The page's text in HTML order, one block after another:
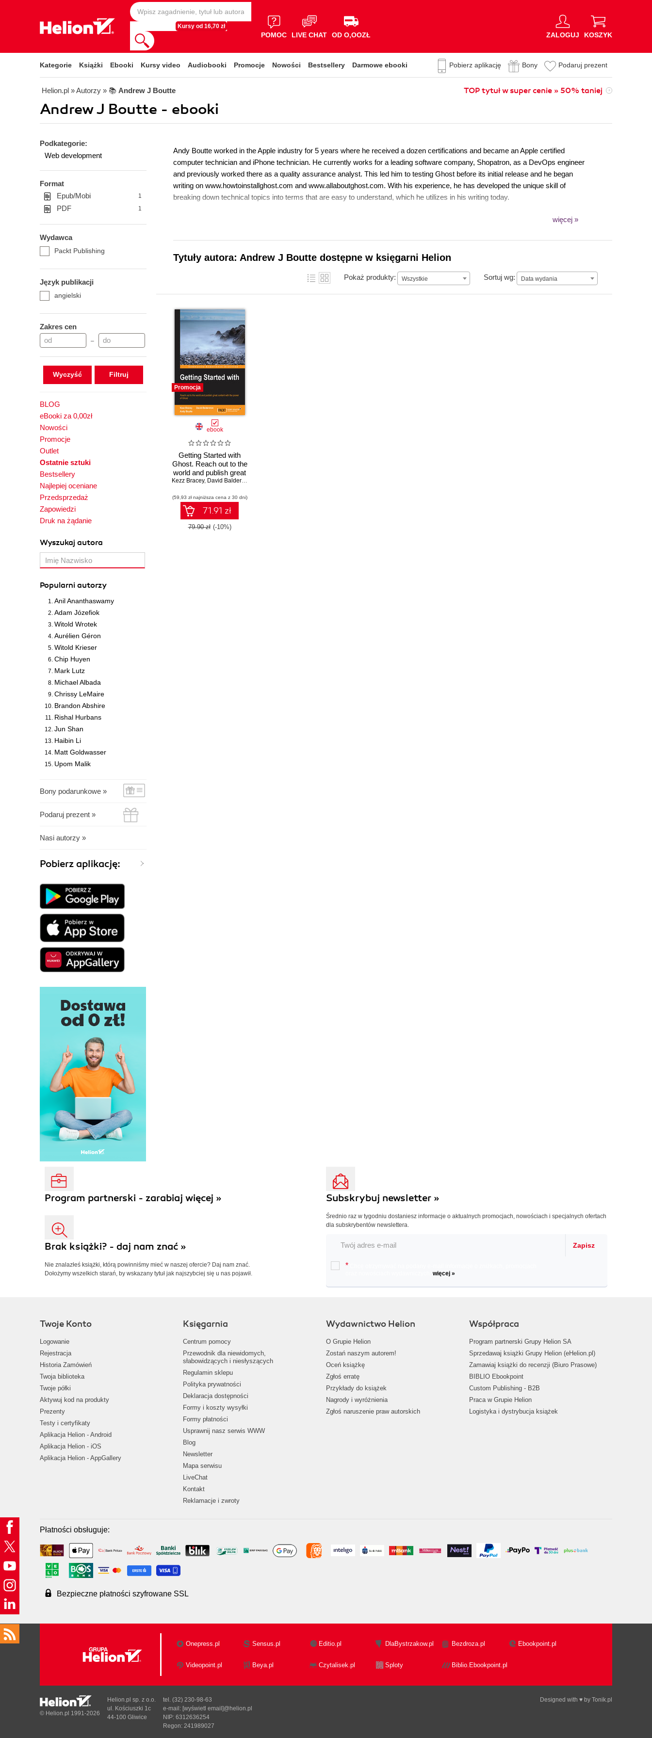
Kursy od 16,70 zł
POMOC LIVE CHAT OD O,OOZŁ ZALOGUJ KOSZYK
Kategorie Książki Ebooki Kursy video Audiobooki Promocje Nowości Bestsellery Darmowe ebooki Pobierz aplikację Bony Podaruj prezent
Helion.pl » Autorzy » 📚 Andrew J Boutte TOP tytuł w super cenie » 50% taniej
Andrew J Boutte - ebooki
Podkategorie:
Web development
Format
Epub/Mobi
1
PDF 1
Wydawca
Packt Publishing
Język publikacji
angielski
Zakres cen
–
Wyczyść
BLOG
eBooki za 0,00zł
Nowości
Promocje
Outlet
Ostatnie sztuki
Bestsellery
Najlepiej oceniane
Przedsprzedaż
Zapowiedzi
Druk na żądanie
Wyszukaj autora
Popularni autorzy
Anil Ananthaswamy
Adam Józefiok
Witold Wrotek
Aurélien Géron
Witold Krieser
Chip Huyen
Mark Lutz
Michael Albada
Chrissy LeMaire
Brandon Abshire
Rishal Hurbans
Jun Shan
Haibin Li
Matt Goldwasser
Upom Malik
Bony podarunkowe »
Podaruj prezent »
Nasi autorzy »
Pobierz aplikację:
Andy Boutte worked in the Apple industry for 5 years where he received a dozen certifications and became an Apple certified
computer technician and iPhone technician. He currently works for a leading software company, Shopatron, as a DevOps engineer
and previously worked there as a quality assurance analyst. This led him to testing Ghost before its initial release and he began
writing on www.howtoinstallghost.com and www.allaboutghost.com. With his experience, he has developed the unique skill of
breaking down technical topics into terms that are easy to understand, which he utilizes in his writing today.
więcej »
Tytuły autora: Andrew J Boutte dostępne w księgarni Helion
Pokaż produkty: Wszystkie Sortuj wg: Data wydania
Data wydania
Promocja
ebook
Getting Started with
Ghost. Reach out to the
world and publish great
content with the power
Kezz Bracey, David Balderston
(59,93 zł najniższa cena z 30 dni)
71.91 zł
79.90 zł (-10%)
Program partnerski - zarabiaj więcej »
Brak książki? - daj nam znać »
Nie znalazłeś książki, którą powinniśmy mieć w naszej ofercie? Daj nam znać.
Dołożymy wszelkich starań, by wskazany tytuł jak najszybciej się u nas pojawił.
Subskrybuj newsletter »
Średnio raz w tygodniu dostaniesz informacje o aktualnych promocjach, nowościach i specjalnych ofertach
dla subskrybentów newslettera.
Zapisz
*
więcej »
Twoje Konto
Logowanie
Rejestracja
Historia Zamówień
Twoja biblioteka
Twoje półki
Aktywuj kod na produkty
Prezenty
Testy i certyfikaty
Aplikacja Helion - Android
Aplikacja Helion - iOS
Aplikacja Helion - AppGallery
Księgarnia
Centrum pomocy
Przewodnik dla niewidomych,
słabowidzących i niesłyszących
Regulamin sklepu
Polityka prywatności
Deklaracja dostępności
Formy i koszty wysyłki
Formy płatności
Usprawnij nasz serwis WWW
Blog
Newsletter
Mapa serwisu
LiveChat
Kontakt
Reklamacje i zwroty
Wydawnictwo Helion
O Grupie Helion
Zostań naszym autorem!
Oceń książkę
Zgłoś erratę
Przykłady do książek
Nagrody i wyróżnienia
Zgłoś naruszenie praw autorskich
Współpraca
Program partnerski Grupy Helion SA
Sprzedawaj książki Grupy Helion (eHelion.pl)
Zamawiaj książki do recenzji (Biuro Prasowe)
BIBLIO Ebookpoint
Custom Publishing - B2B
Praca w Grupie Helion
Logistyka i dystrybucja książek
Płatności obsługuje:
Bezpieczne płatności szyfrowane SSL
Onepress.pl Sensus.pl Editio.pl DlaBystrzakow.pl Bezdroza.pl Ebookpoint.pl
Videopoint.pl Beya.pl Czytalisek.pl Sploty Biblio.Ebookpoint.pl
Designed with ♥ by Tonik.pl
© Helion.pl 1991-2026
Helion.pl sp. z o.o.
ul. Kościuszki 1c
44-100 Gliwice
tel. (32) 230-98-63
e-mail: [wyświetl email]@helion.pl
NIP: 6312636254
Regon: 241989027